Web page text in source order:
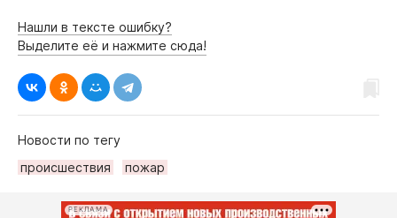
Нашли в тексте ошибку?
Выделите её и нажмите сюда!
Новости по тегу
происшествия
пожар
РЕКЛАМА